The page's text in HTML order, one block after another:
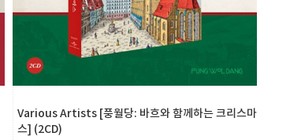
Various Artists [풍월당: 바흐와 함께하는 크리스마
스] (2CD)